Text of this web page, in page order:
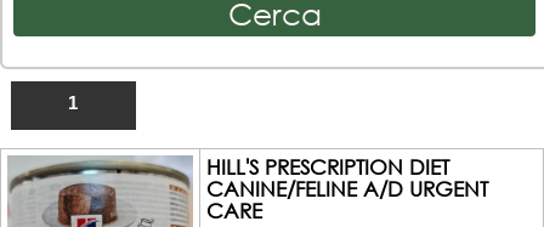
1
HILL'S PRESCRIPTION DIET
CANINE/FELINE A/D URGENT
CARE